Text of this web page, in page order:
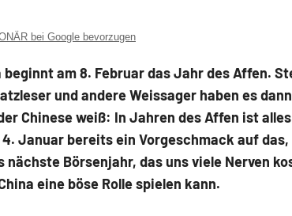
bei Google bevorzugen
beginnt am 8. Februar das Jahr des Affen.
und andere Weissager haben es
Chinese weiß: In Jahren des Affen ist
Januar bereits ein Vorgeschmack auf
nächste Börsenjahr, das uns viele Nerven
eine böse Rolle spielen kann.